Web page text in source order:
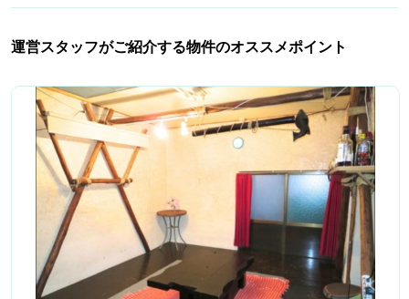
運営スタッフがご紹介する物件のオススメポイント